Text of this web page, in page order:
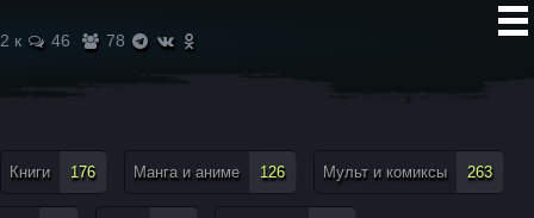
2 к 46 78
Книги 176 Манга и аниме 126 Мульт и комиксы 263